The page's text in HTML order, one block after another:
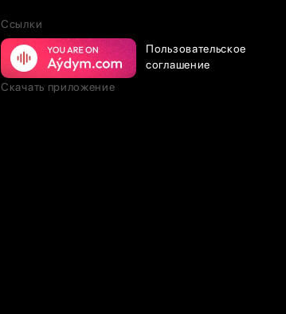
Ссылки
Пользовательское
соглашение
Скачать приложение